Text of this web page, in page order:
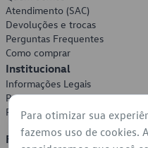
Atendimento (SAC)
Devoluções e trocas
Perguntas Frequentes
Como comprar
Institucional
Informações Legais
Política de Privacidade
Política de Cookies
Formas de Pagamento
Para otimizar sua
fazemos uso de cookies.